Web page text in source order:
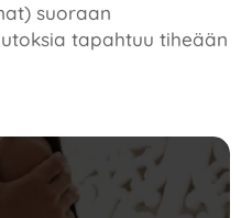
suoraan
tapahtuu tiheään